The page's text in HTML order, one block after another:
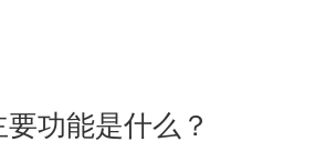
功能是什么？